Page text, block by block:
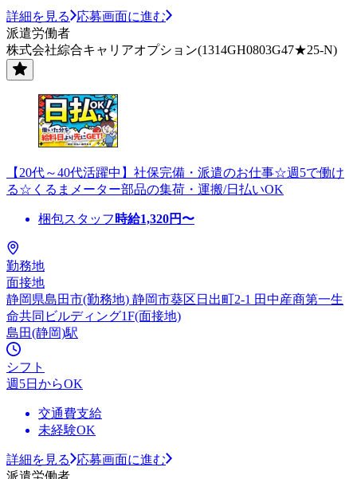
詳細を見る
応募画面に進む
派遣労働者
株式会社綜合キャリアオプション(1314GH0803G47★25-N)
【20代～40代活躍中】社保完備・派遣のお仕事☆週5で働け
る☆くるまメーター部品の集荷・運搬/日払いOK
梱包スタッフ 時給1,320円〜
勤務地
面接地
静岡県島田市(勤務地) 静岡市葵区日出町2-1 田中産商第一生
命共同ビルディング1F(面接地)
島田(静岡)駅
シフト
週5日からOK
交通費支給
未経験OK
詳細を見る
応募画面に進む
派遣労働者